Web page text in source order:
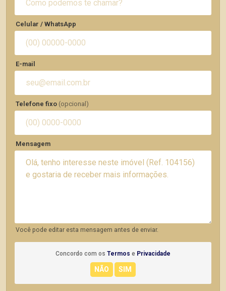
Celular / WhatsApp
E-mail
Telefone fixo (opcional)
Mensagem
Você pode editar esta mensagem antes de enviar.
Concordo com os Termos e Privacidade